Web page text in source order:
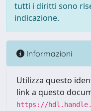
tutti i diritti sono
indicazione.
Informazioni
Utilizza questo
link a questo
https://